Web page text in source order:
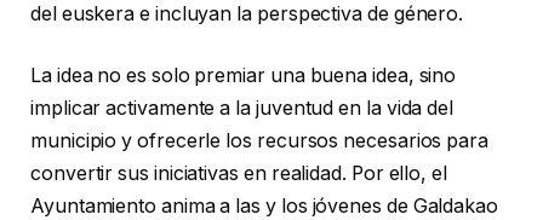
del euskera e incluyan la perspectiva de género.
La idea no es solo premiar una buena idea, sino
implicar activamente a la juventud en la vida del
municipio y ofrecerle los recursos necesarios para
convertir sus iniciativas en realidad. Por ello, el
Ayuntamiento anima a las y los jóvenes de Galdakao